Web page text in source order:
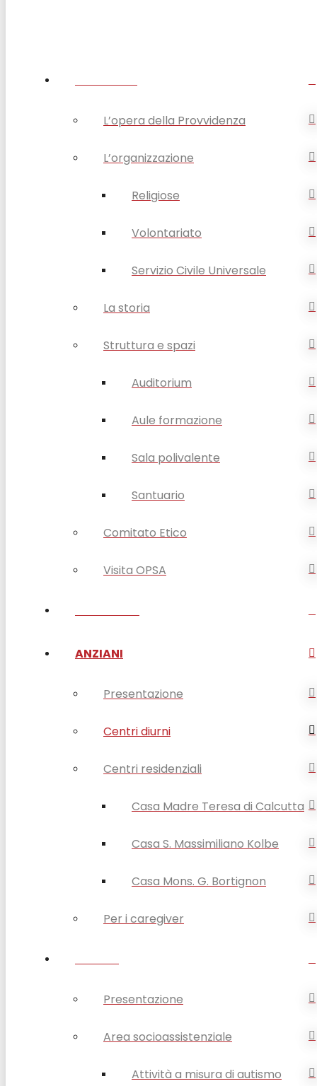
L’opera della Provvidenza
L’organizzazione
Religiose
Volontariato
Servizio Civile Universale
La storia
Struttura e spazi
Auditorium
Aule formazione
Sala polivalente
Santuario
Comitato Etico
Visita OPSA
ANZIANI
Presentazione
Centri diurni
Centri residenziali
Casa Madre Teresa di Calcutta
Casa S. Massimiliano Kolbe
Casa Mons. G. Bortignon
Per i caregiver
Presentazione
Area socioassistenziale
Attività a misura di autismo